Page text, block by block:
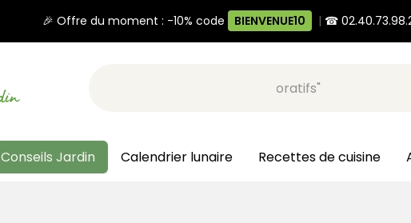
🎉 Offre du moment : -10% code BIENVENUE10 | ☎
Recherche, ex: "pots décoratifs"
Conseils Jardin Calendrier lunaire Recettes de cuisine